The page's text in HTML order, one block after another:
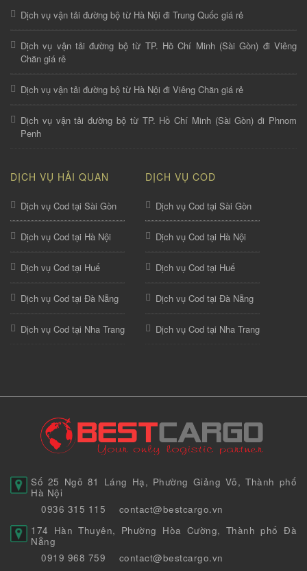
Dịch vụ vận tải đường bộ từ Hà Nội đi Trung Quốc giá rẻ
Dịch vụ vận tải đường bộ từ TP. Hồ Chí Minh (Sài Gòn) đi Viêng
Chăn giá rẻ
Dịch vụ vận tải đường bộ từ Hà Nội đi Viêng Chăn giá rẻ
Dịch vụ vận tải đường bộ từ TP. Hồ Chí Minh (Sài Gòn) đi Phnom
Penh
DỊCH VỤ HẢI QUAN
Dịch vụ Cod tại Sài Gòn
Dịch vụ Cod tại Hà Nội
Dịch vụ Cod tại Huế
Dịch vụ Cod tại Đà Nẵng
Dịch vụ Cod tại Nha Trang
DỊCH VỤ COD
Dịch vụ Cod tại Sài Gòn
Dịch vụ Cod tại Hà Nội
Dịch vụ Cod tại Huế
Dịch vụ Cod tại Đà Nẵng
Dịch vụ Cod tại Nha Trang
Số 25 Ngõ 81 Láng Hạ, Phường Giảng Võ, Thành phố
Hà Nội
0936 315 115
contact@bestcargo.vn
174 Hàn Thuyên, Phường Hòa Cường, Thành phố Đà
Nẵng
0919 968 759
contact@bestcargo.vn